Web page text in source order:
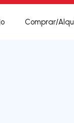
Comprar/